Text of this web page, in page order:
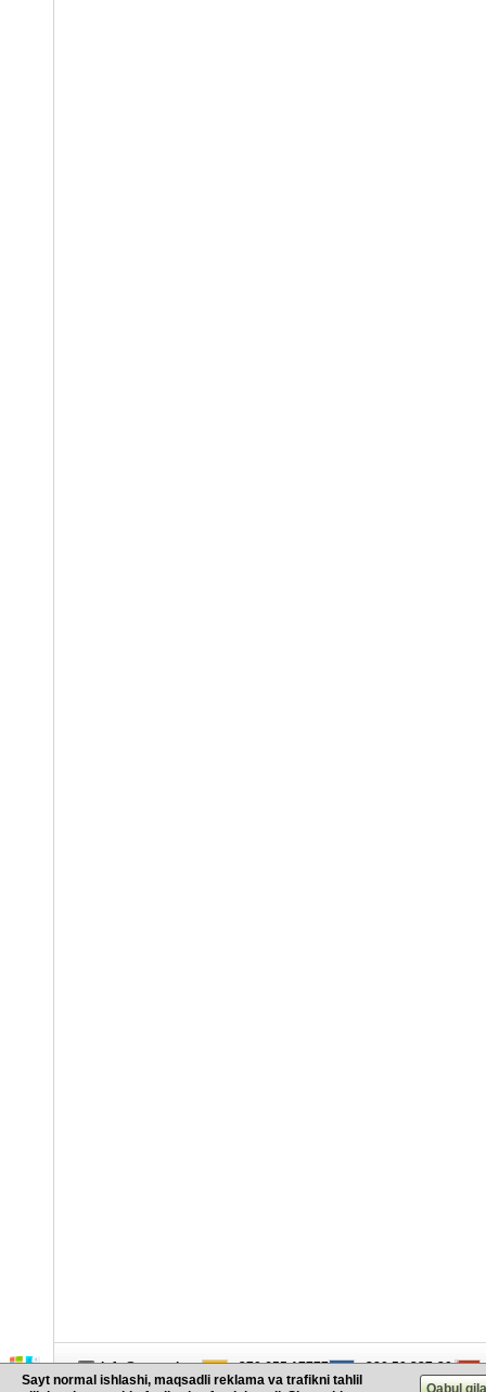
info@cargo.lt
+370 655 17777
+380 50 337-20-47
Sayt normal ishlashi, maqsadli reklama va trafikni tahlil